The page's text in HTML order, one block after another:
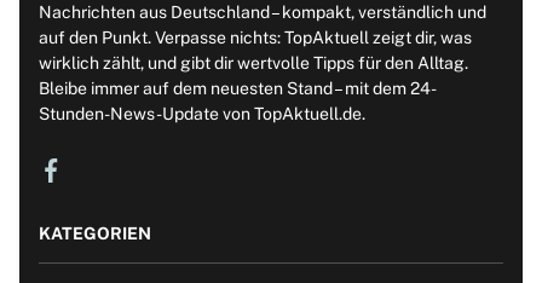
Nachrichten aus Deutschland – kompakt, verständlich und
auf den Punkt. Verpasse nichts: TopAktuell zeigt dir, was
wirklich zählt, und gibt dir wertvolle Tipps für den Alltag.
Bleibe immer auf dem neuesten Stand – mit dem 24-
Stunden-News-Update von TopAktuell.de.
KATEGORIEN